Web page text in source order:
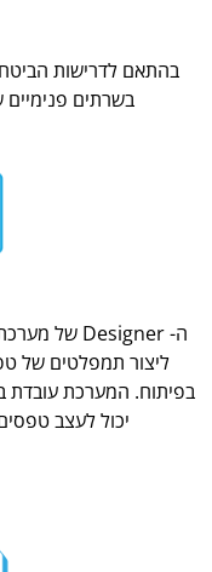
בהתאם לדרישות
בשרתים פנימיים
ליצור תמפלטים של
יכול לעצב